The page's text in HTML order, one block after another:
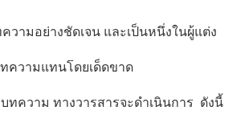
มอย่างชัดเจน และเป็นหนึ่งในผู้แต่ง
วามแทนโดยเด็ดขาด
ความ ทางวารสารจะดำเนินการ ดังนี้